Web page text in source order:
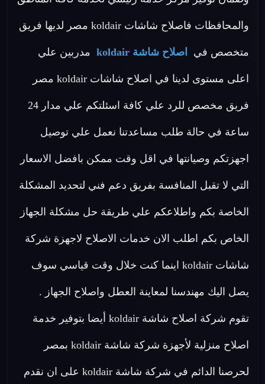
والمحافظات فاصلاح شاشات koldair مصر لديها فريق
متخصص في اصلاح شاشة koldair مدربين علي
اعلى مستوى لدينا في اصلاح شاشات koldair مصر
فريق مخصص للرد علي كافة اسئلتكم علي مدار 24
ساعة في حالة طلب مساعدتنا نعمل علي توصيل
اجهزتكم وصيانتها في اقل وقت ممكن بافضل الاسعار
التي لا تقبل المنافسة بفريق دعم فني لتحديد المشكلة
الخاصة بكم واطلاعكم علي طريقة حل مشكلة الجهاز
الخاص بكم اطلب الان خدمات الاصلاح لاجهزة شركة
شاشات koldair اينما كنت خلال وقت قياسي سوف
يصل اليك مهندسنا لمعاينة العطل واصلاح الجهاز .
تقوم شركة اصلاح شاشة koldair أيضا بتوفير خدمة
اصلاح منزلية لأجهزة شركة شاشة koldair بمصر
لحرصنا الدائم في شركة شاشة koldair على ان نقدم